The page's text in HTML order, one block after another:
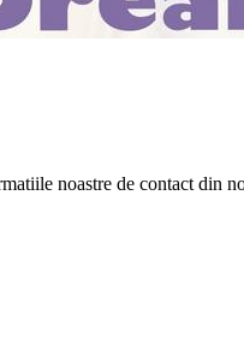
noastre de contact din